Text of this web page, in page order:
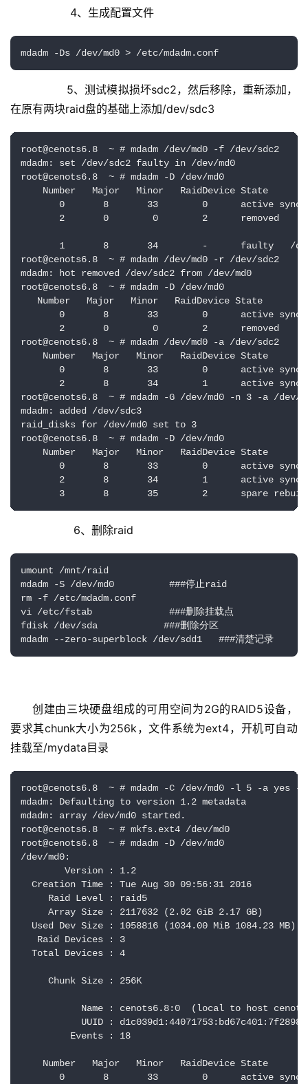
4、生成配置文件
mdadm -Ds /dev/md0 > /etc/mdadm.conf
5、测试模拟损坏sdc2，然后移除，重新添加，
在原有两块raid盘的基础上添加/dev/sdc3
root@cenots6.8  ~ # mdadm /dev/md0 -f /dev/sdc2
mdadm: set /dev/sdc2 faulty in /dev/md0
root@cenots6.8  ~ # mdadm -D /dev/md0
Number   Major   Minor   RaidDevice State
0       8       33        0      active sync
2       0        0        2      removed
1       8       34        -      faulty   /
root@cenots6.8  ~ # mdadm /dev/md0 -r /dev/sdc2
mdadm: hot removed /dev/sdc2 from /dev/md0
root@cenots6.8  ~ # mdadm -D /dev/md0
Number   Major   Minor   RaidDevice State
0       8       33        0      active sync
2       0        0        2      removed
root@cenots6.8  ~ # mdadm /dev/md0 -a /dev/sdc2
Number   Major   Minor   RaidDevice State
0       8       33        0      active sync
2       8       34        1      active sync
root@cenots6.8  ~ # mdadm -G /dev/md0 -n 3 -a /
mdadm: added /dev/sdc3
raid_disks for /dev/md0 set to 3
root@cenots6.8  ~ # mdadm -D /dev/md0
Number   Major   Minor   RaidDevice State
0       8       33        0      active sync
2       8       34        1      active sync
3       8       35        2      spare
6、删除raid
umount /mnt/raid
mdadm -S /dev/md0          ###停止raid
rm -f /etc/mdadm.conf
vi /etc/fstab              ###删除挂载点
fdisk /dev/sda            ###删除分区
mdadm --zero-superblock /dev/sdd1   ###清楚记录
创建由三块硬盘组成的可用空间为2G的RAID5设备，
要求其chunk大小为256k，文件系统为ext4，开机可自动
挂载至/mydata目录
root@cenots6.8  ~ # mdadm -C /dev/md0 -l 5 -a yes
mdadm: Defaulting to version 1.2 metadata
mdadm: array /dev/md0 started.
root@cenots6.8  ~ # mkfs.ext4 /dev/md0
root@cenots6.8  ~ # mdadm -D /dev/md0
/dev/md0:
Version : 1.2
Creation Time : Tue Aug 30 09:56:31 2016
Raid Level : raid5
Array Size : 2117632 (2.02 GiB 2.17 GB)
Used Dev Size : 1058816 (1034.00 MiB 1084.23 MB)
Raid Devices : 3
Total Devices : 4
Chunk Size : 256K
Name : cenots6.8:0  (local to host
UUID :
Events : 18
Number   Major   Minor   RaidDevice State
0       8       33        0      active sync